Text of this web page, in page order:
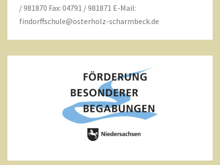
/ 981870 Fax: 04791 / 981871 E-Mail:
findorffschule@osterholz-scharmbeck.de